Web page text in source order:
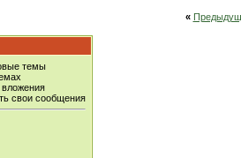
«
темы
вложения
свои сообщения